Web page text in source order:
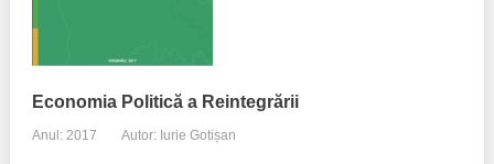
Economia Politică a Reintegrării
Anul: 2017 Autor: Iurie Gotișan